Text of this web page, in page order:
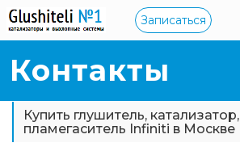
Записаться
Контакты
Купить глушитель, катализатор,
пламегаситель Infiniti в Москве